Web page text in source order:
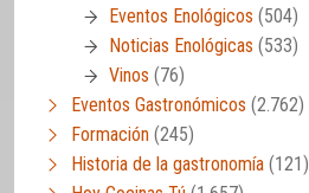
Eventos Enológicos (504)
Noticias Enológicas (533)
Vinos (76)
Eventos Gastronómicos (2.762)
Formación (245)
Historia de la gastronomía (121)